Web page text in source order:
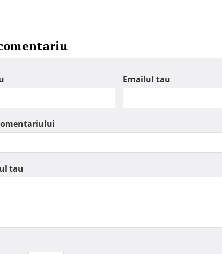
Emailul tau
tau